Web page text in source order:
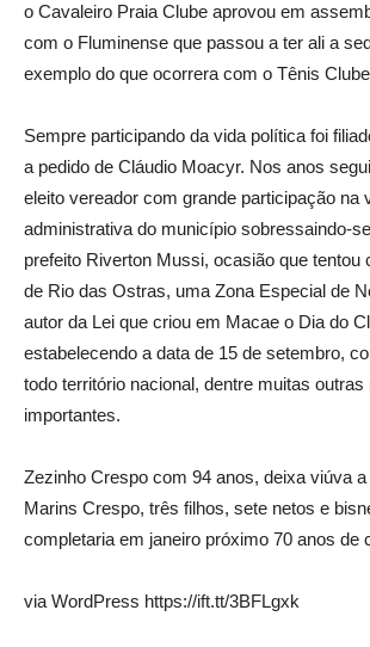
o Cavaleiro Praia Clube aprovou em
com o Fluminense que passou a ter ali a
exemplo do que ocorrera com o Tênis
Sempre participando da vida política foi
a pedido de Cláudio Moacyr. Nos anos
eleito vereador com grande participação na
administrativa do município sobressaindo-
prefeito Riverton Mussi, ocasião que tentou
de Rio das Ostras, uma Zona Especial de
autor da Lei que criou em Macae o Dia do
estabelecendo a data de 15 de setembro,
todo território nacional, dentre muitas outras
importantes.
Zezinho Crespo com 94 anos, deixa viúva
Marins Crespo, três filhos, sete netos e
completaria em janeiro próximo 70 anos de
via WordPress https://ift.tt/3BFLgxk